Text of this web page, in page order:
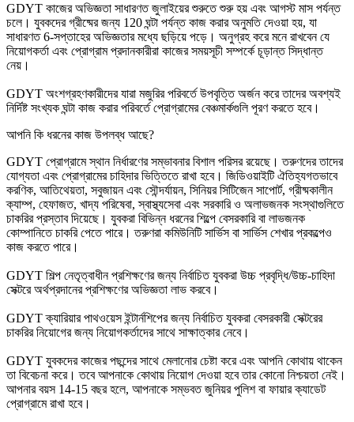
GDYT কাজের অভিজ্ঞতা সাধারণত জুলাইয়ের শুরুতে শুরু হয় এবং আগস্ট মাস পর্যন্ত
চলে। যুবকদের গ্রীষ্মের জন্য 120 ঘন্টা পর্যন্ত কাজ করার অনুমতি দেওয়া হয়, যা
সাধারণত 6-সপ্তাহের অভিজ্ঞতার মধ্যে ছড়িয়ে পড়ে। অনুগ্রহ করে মনে রাখবেন যে
নিয়োগকর্তা এবং প্রোগ্রাম প্রদানকারীরা কাজের সময়সূচী সম্পর্কে চূড়ান্ত সিদ্ধান্ত
নেয়।
GDYT অংশগ্রহণকারীদের যারা মজুরির পরিবর্তে উপবৃত্তি অর্জন করে তাদের অবশ্যই
নির্দিষ্ট সংখ্যক ঘন্টা কাজ করার পরিবর্তে প্রোগ্রামের বেঞ্চমার্কগুলি পূরণ করতে হবে।
আপনি কি ধরনের কাজ উপলব্ধ আছে?
GDYT প্রোগ্রামে স্থান নির্ধারণের সম্ভাবনার বিশাল পরিসর রয়েছে। তরুণদের তাদের
যোগ্যতা এবং প্রোগ্রামের চাহিদার ভিত্তিতে রাখা হবে। জিডিওয়াইটি ঐতিহ্যগতভাবে
করণিক, আতিথেয়তা, সবুজায়ন এবং সৌন্দর্যায়ন, সিনিয়র সিটিজেন সাপোর্ট, গ্রীষ্মকালীন
ক্যাম্প, হেফাজত, খাদ্য পরিষেবা, স্বাস্থ্যসেবা এবং সরকারি ও অলাভজনক সংস্থাগুলিতে
চাকরির প্রস্তাব দিয়েছে। যুবকরা বিভিন্ন ধরনের শিল্পে বেসরকারি বা লাভজনক
কোম্পানিতে চাকরি পেতে পারে। তরুণরা কমিউনিটি সার্ভিস বা সার্ভিস শেখার প্রকল্পেও
কাজ করতে পারে।
GDYT শিল্প নেতৃত্বাধীন প্রশিক্ষণের জন্য নির্বাচিত যুবকরা উচ্চ প্রবৃদ্ধি/উচ্চ-চাহিদা
সেক্টরে অর্থপ্রদানের প্রশিক্ষণের অভিজ্ঞতা লাভ করবে।
GDYT ক্যারিয়ার পাথওয়েস ইন্টার্নশিপের জন্য নির্বাচিত যুবকরা বেসরকারী সেক্টরের
চাকরির নিয়োগের জন্য নিয়োগকর্তাদের সাথে সাক্ষাত্কার নেবে।
GDYT যুবকদের কাজের পছন্দের সাথে মেলানোর চেষ্টা করে এবং আপনি কোথায় থাকেন
তা বিবেচনা করে। তবে আপনাকে কোথায় নিয়োগ দেওয়া হবে তার কোনো নিশ্চয়তা নেই।
আপনার বয়স 14-15 বছর হলে, আপনাকে সম্ভবত জুনিয়র পুলিশ বা ফায়ার ক্যাডেট
প্রোগ্রামে রাখা হবে।